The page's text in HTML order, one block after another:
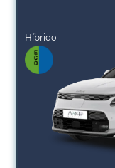
Híbrido